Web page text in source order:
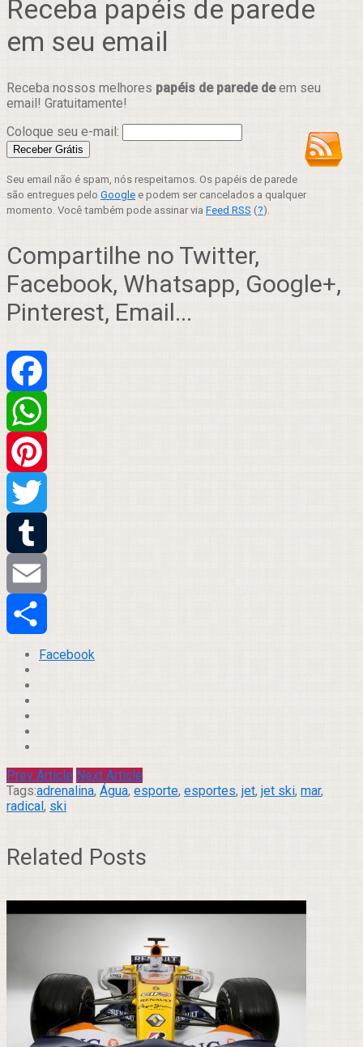
Receba papéis de parede
em seu email
Receba nossos melhores papéis de parede deem seu
email! Gratuitamente!
Coloque seu e-mail:
Seu email não é spam, nós respeitamos. Os papéis de parede
são entregues pelo Google e podem ser cancelados a qualquer
momento. Você também pode assinar via Feed RSS (?).
Compartilhe no Twitter,
Facebook, Whatsapp, Google+,
Pinterest, Email...
Facebook
WhatsApp
Pinterest
Twitter
Tumblr
Email
Compartilhar
Facebook
Prev Article Next Article
Tags:adrenalina, Água, esporte, esportes, jet, jet ski, mar,
radical, ski
Related Posts